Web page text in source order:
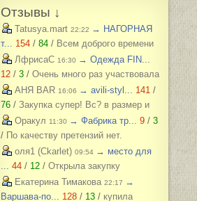
Отзывы ↓
Tatusya.mart 22:22 → НАГОРНАЯ
т...
154 / 84 / Всем доброго времени
суток)) Хочу похвастаться своей
обновкой,заказывала сарафан в
закупке (Нагорная трикотаж) и
осталась в полном восторге от
качества)) Соответствие размерности
и качество Выше всяких похвал))
ЛфрисаС 16:30 → Одежда FIN...
12 / 3 / Очень много раз участвовала
в данной закупке, приобретала и для
себя и подруг, и джинсы, и
джемпера, и платья, и блузки, вещи
качественные, соответствуют
размеру и описанию, организатор
умничка всегда оперативно отвечает,
с удовольствием буду участвовать
еще!
АНЯ BAR 16:06 → avili-styl... 141 /
76 / Закупка супер! Вс? в размер и
качество отличное.
Оракул 11:30 → Фабрика тр... 9 / 3
/ По качеству претензий нет.
Футболка и майки плотные, не
растягиваются. Читала отзывы и тк
люблю не в облипку вещи, на свой
46р-р заказала все вещи 48, все
оля1 (Ckarlet) 09:54 → место для
44 / 12 / Открыла закупку
качественных зонтов 3 слона
,пробуем собрать
Екатерина Тимакова 22:17 →
Варшава-по...
128 / 13 / купила